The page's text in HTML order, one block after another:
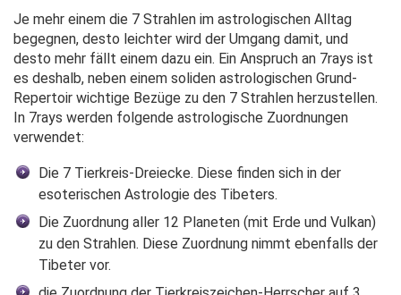
Je mehr einem die 7 Strahlen im astrologischen Alltag
begegnen, desto leichter wird der Umgang damit, und
desto mehr fällt einem dazu ein. Ein Anspruch an 7rays ist
es deshalb, neben einem soliden astrologischen Grund-
Repertoir wichtige Bezüge zu den 7 Strahlen herzustellen.
In 7rays werden folgende astrologische Zuordnungen
verwendet:
Die 7 Tierkreis-Dreiecke. Diese finden sich in der
esoterischen Astrologie des Tibeters.
Die Zuordnung aller 12 Planeten (mit Erde und Vulkan)
zu den Strahlen. Diese Zuordnung nimmt ebenfalls der
Tibeter vor.